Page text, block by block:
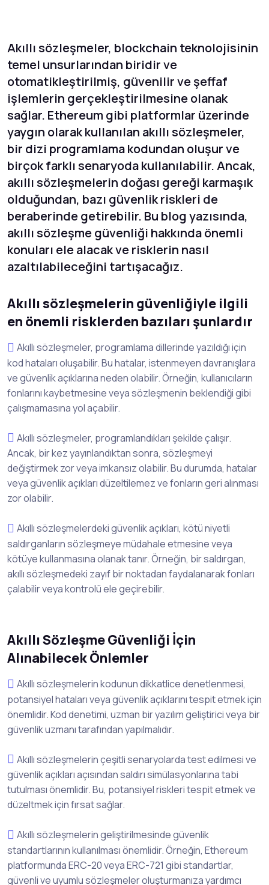
Akıllı sözleşmeler, blockchain teknolojisinin
temel unsurlarından biridir ve
otomatikleştirilmiş, güvenilir ve şeffaf
işlemlerin gerçekleştirilmesine olanak
sağlar. Ethereum gibi platformlar üzerinde
yaygın olarak kullanılan akıllı sözleşmeler,
bir dizi programlama kodundan oluşur ve
birçok farklı senaryoda kullanılabilir. Ancak,
akıllı sözleşmelerin doğası gereği karmaşık
olduğundan, bazı güvenlik riskleri de
beraberinde getirebilir. Bu blog yazısında,
akıllı sözleşme güvenliği hakkında önemli
konuları ele alacak ve risklerin nasıl
azaltılabileceğini tartışacağız.
Akıllı sözleşmelerin güvenliğiyle ilgili
en önemli risklerden bazıları şunlardır
Akıllı sözleşmeler, programlama dillerinde yazıldığı için
kod hataları oluşabilir. Bu hatalar, istenmeyen davranışlara
ve güvenlik açıklarına neden olabilir. Örneğin, kullanıcıların
fonlarını kaybetmesine veya sözleşmenin beklendiği gibi
çalışmamasına yol açabilir.
Akıllı sözleşmeler, programlandıkları şekilde çalışır.
Ancak, bir kez yayınlandıktan sonra, sözleşmeyi
değiştirmek zor veya imkansız olabilir. Bu durumda, hatalar
veya güvenlik açıkları düzeltilemez ve fonların geri alınması
zor olabilir.
Akıllı sözleşmelerdeki güvenlik açıkları, kötü niyetli
saldırganların sözleşmeye müdahale etmesine veya
kötüye kullanmasına olanak tanır. Örneğin, bir saldırgan,
akıllı sözleşmedeki zayıf bir noktadan faydalanarak fonları
çalabilir veya kontrolü ele geçirebilir.
Akıllı Sözleşme Güvenliği İçin
Alınabilecek Önlemler
Akıllı sözleşmelerin kodunun dikkatlice denetlenmesi,
potansiyel hataları veya güvenlik açıklarını tespit etmek için
önemlidir. Kod denetimi, uzman bir yazılım geliştirici veya bir
güvenlik uzmanı tarafından yapılmalıdır.
Akıllı sözleşmelerin çeşitli senaryolarda test edilmesi ve
güvenlik açıkları açısından saldırı simülasyonlarına tabi
tutulması önemlidir. Bu, potansiyel riskleri tespit etmek ve
düzeltmek için fırsat sağlar.
Akıllı sözleşmelerin geliştirilmesinde güvenlik
standartlarının kullanılması önemlidir. Örneğin, Ethereum
platformunda ERC-20 veya ERC-721 gibi standartlar,
güvenli ve uyumlu sözleşmeler oluşturmanıza yardımcı